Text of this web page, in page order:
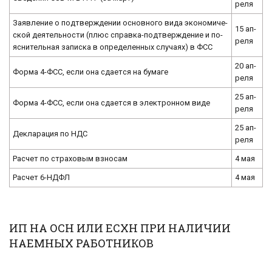
ре­ля
За­яв­ле­ние о под­твер­жде­нии ос­нов­но­го вида эко­но­ми­че­
ской де­я­тель­но­сти (плюс справ­ка-под­твер­жде­ние и по­
яс­ни­тель­ная за­пис­ка в опре­де­лен­ных слу­ча­ях) в ФСС
15 ап­
ре­ля
Форма 4-ФСС, если она сда­ет­ся на бу­ма­ге
20 ап­
ре­ля
Форма 4-ФСС, если она сда­ет­ся в элек­трон­ном виде
25 ап­
ре­ля
Де­кла­ра­ция по НДС
25 ап­
ре­ля
Рас­чет по стра­хо­вым взно­сам 4 мая
Рас­чет 6-НД­ФЛ 4 мая
ИП НА ОСН ИЛИ ЕСХН ПРИ НАЛИЧИИ
НАЕМНЫХ РАБОТНИКОВ